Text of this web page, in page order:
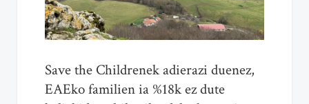
Save the Childrenek adierazi duenez,
EAEko familien ia %18k ez dute